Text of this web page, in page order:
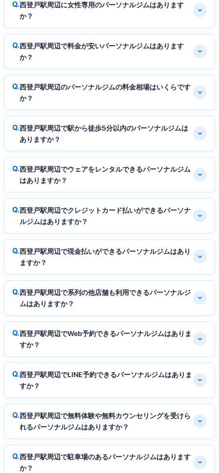
西登戸駅周辺に女性専用のパーソナルジムはあります
か？
西登戸駅周辺で料金が安いパーソナルジムはあります
か？
西登戸駅周辺のパーソナルジムの料金相場はいくらです
か？
西登戸駅周辺で駅から徒歩5分以内のパーソナルジムは
ありますか？
西登戸駅周辺でウェアをレンタルできるパーソナルジム
はありますか？
西登戸駅周辺でクレジットカード払いができるパーソナ
ルジムはありますか？
西登戸駅周辺で現金払いができるパーソナルジムはあり
ますか？
西登戸駅周辺で系列の他店舗も利用できるパーソナルジ
ムはありますか？
西登戸駅周辺でWeb予約できるパーソナルジムはありま
すか？
西登戸駅周辺でLINE予約できるパーソナルジムはありま
すか？
西登戸駅周辺で無料体験や無料カウンセリングを受けら
れるパーソナルジムはありますか？
西登戸駅周辺で駐車場のあるパーソナルジムはあります
か？